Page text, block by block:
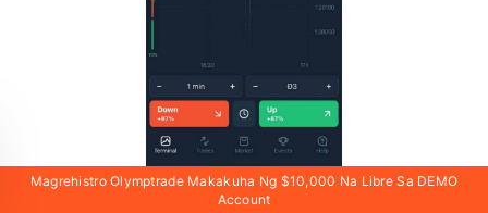
Magrehistro Olymptrade Makakuha Ng $10,000 Na Libre Sa DEMO
Account